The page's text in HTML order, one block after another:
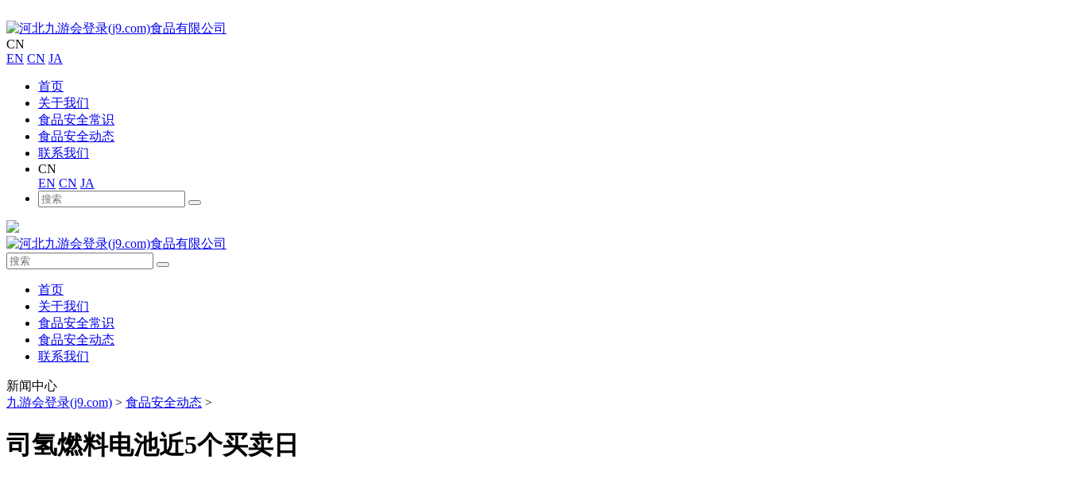
CN
EN CN JA
首页
关于我们
食品安全常识
食品安全动态
联系我们
CN
EN CN JA
首页
关于我们
食品安全常识
食品安全动态
联系我们
新闻中心
九游会登录(j9.com) > 食品安全动态 >
司氢燃料电池近5个买卖日